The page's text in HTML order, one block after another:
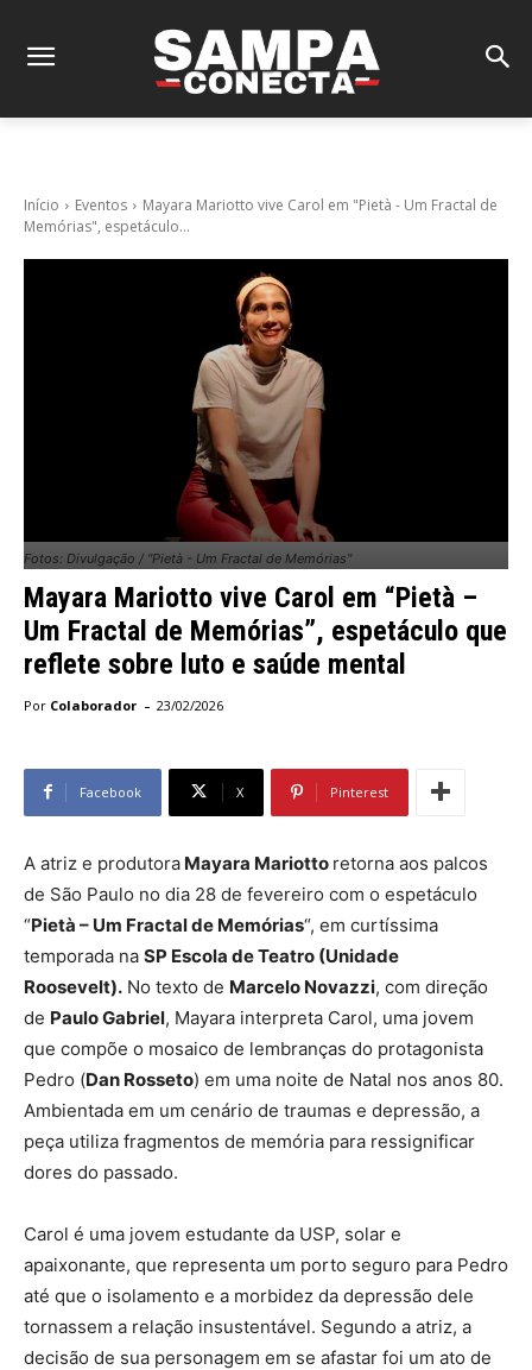
Início Eventos
Mayara Mariotto vive Carol em "Pietà - Um Fractal de
Memórias", espetáculo...
Fotos: Divulgação / "Pietà - Um Fractal de Memórias"
Mayara Mariotto vive Carol em “Pietà –
Um Fractal de Memórias”, espetáculo que
reflete sobre luto e saúde mental
Por Colaborador - 23/02/2026
Facebook X Pinterest
A atriz e produtora Mayara Mariotto retorna aos palcos
de São Paulo no dia 28 de fevereiro com o espetáculo
“Pietà – Um Fractal de Memórias“, em curtíssima
temporada na SP Escola de Teatro (Unidade
Roosevelt). No texto de Marcelo Novazzi, com direção
de Paulo Gabriel, Mayara interpreta Carol, uma jovem
que compõe o mosaico de lembranças do protagonista
Pedro (Dan Rosseto) em uma noite de Natal nos anos 80.
Ambientada em um cenário de traumas e depressão, a
peça utiliza fragmentos de memória para ressignificar
dores do passado.
Carol é uma jovem estudante da USP, solar e
apaixonante, que representa um porto seguro para Pedro
até que o isolamento e a morbidez da depressão dele
tornassem a relação insustentável. Segundo a atriz, a
decisão de sua personagem em se afastar foi um ato de